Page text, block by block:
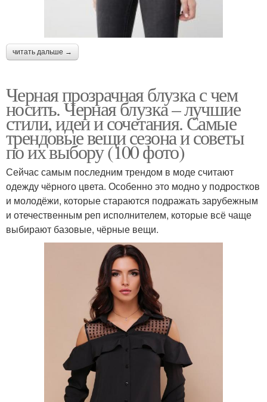
читать дальше →
Черная прозрачная блузка с чем
носить. Черная блузка – лучшие
стили, идеи и сочетания. Самые
трендовые вещи сезона и советы
по их выбору (100 фото)
Сейчас самым последним трендом в моде считают
одежду чёрного цвета. Особенно это модно у подростков
и молодёжи, которые стараются подражать зарубежным
и отечественным реп исполнителем, которые всё чаще
выбирают базовые, чёрные вещи.